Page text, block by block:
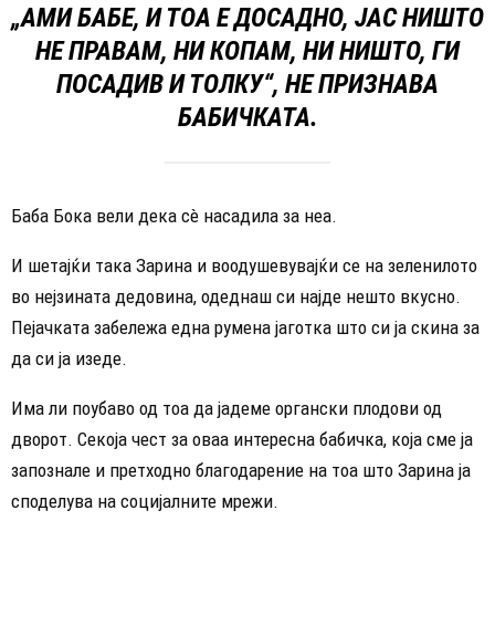
„АМИ БАБЕ, И ТОА Е ДОСАДНО, ЈАС НИШТО
НЕ ПРАВАМ, НИ КОПАМ, НИ НИШТО, ГИ
ПОСАДИВ И ТОЛКУ“, НЕ ПРИЗНАВА
БАБИЧКАТА.
Баба Бока вели дека сè насадила за неа.
И шетајќи така Зарина и воодушевувајќи се на зеленилото
во нејзината дедовина, одеднаш си најде нешто вкусно.
Пејачката забележа една румена јаготка што си ја скина за
да си ја изеде.
Има ли поубаво од тоа да јадеме органски плодови од
дворот. Секоја чест за оваа интересна бабичка, која сме ја
запознале и претходно благодарение на тоа што Зарина ја
споделува на социјалните мрежи.